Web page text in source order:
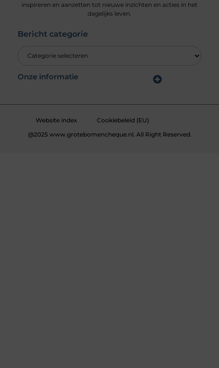
inspireren en aanzetten tot nieuwe inzichten en acties in het
dagelijks leven.
Bericht categorie
Onze informatie
Website index
Cookiebeleid (EU)
@2025 www.grotebomencheque.nl. All Right Reserved.